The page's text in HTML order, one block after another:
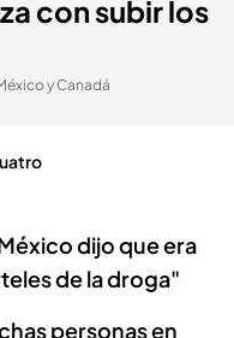
con subir los
y Canadá
dijo que era
de la droga"
personas en